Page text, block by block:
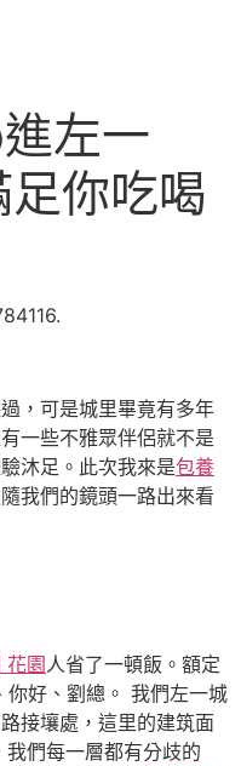
左一
你吃喝
，可是城里畢竟有多年
一些不雅眾伴侶就不是
沐足。此次我來是包養
我們的鏡頭一路出來看
花園人省了一頓飯。額定
你好、劉總。 我們左一城
接壤處，這里的建筑面
們每一層都有分歧的